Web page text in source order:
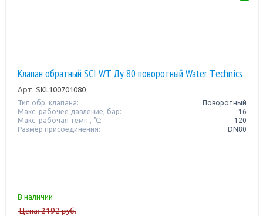
Клапан обратный SCI WT Ду 80 поворотный Water Тechnics
Арт. SKL100701080
Тип обр. клапана:
Поворотный
Макс. рабочее давление, бар:
16
Макс. рабочая темп., °С:
120
Размер присоединения:
DN80
В наличии
Цена:2192руб.